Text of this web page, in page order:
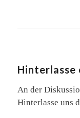
Hinterlasse
An der
Hinterlasse uns